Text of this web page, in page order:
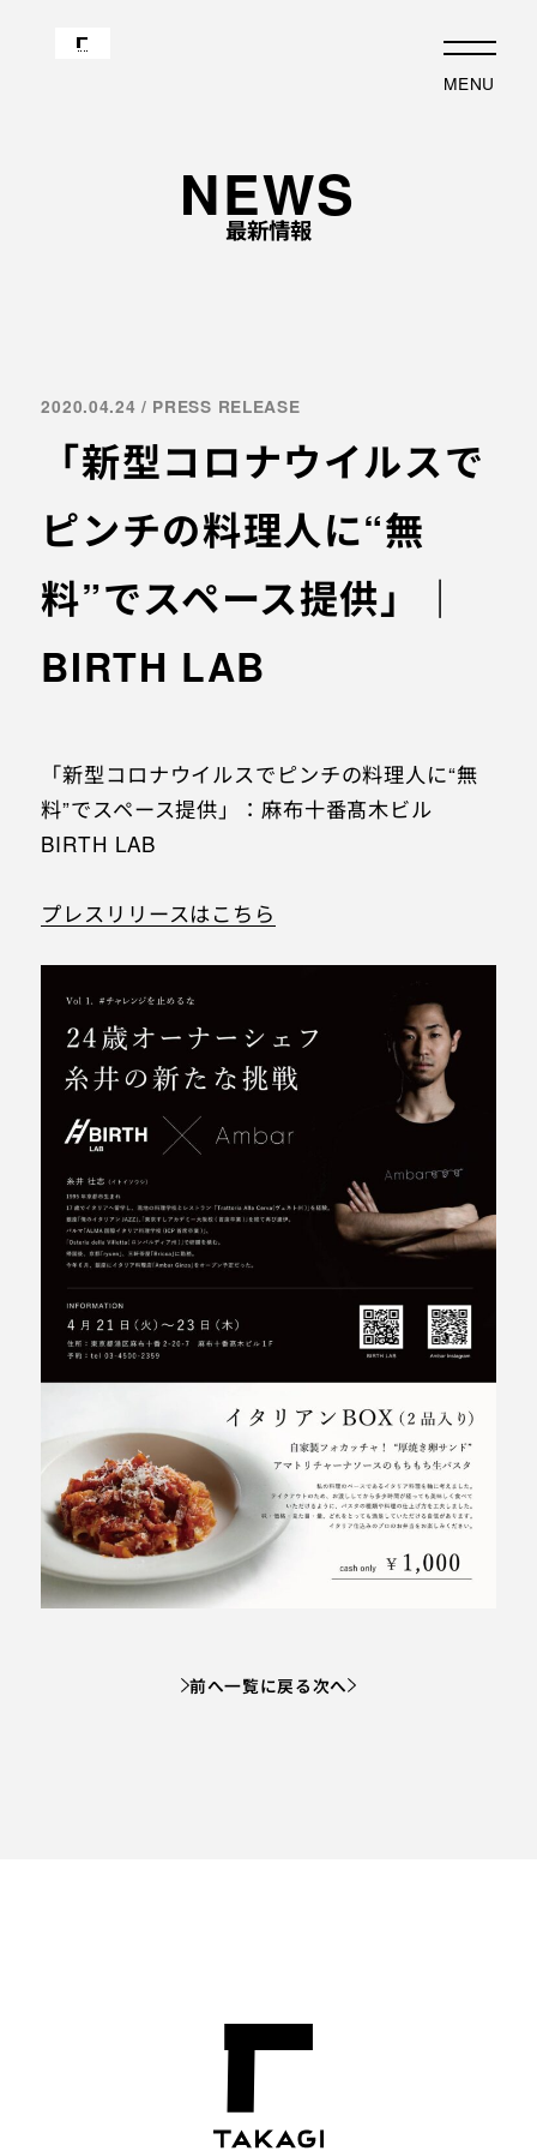
MENU
企業理念と経営理念
企業ロゴに込めた想い
応募職種
採用の流れ
インタビュー
最新情報
EVENT
MEDIA
PRESS RELEASE
INFORMATION
物件紹介
オフィスビル
コワーキングスペース
レジデンス
その他
お問い合わせ
プライバシーポリシー
© 1961 TAKAGI GROUP
NEWS
最新情報
2020.04.24 / PRESS RELEASE
「新型コロナウイルスで
ピンチの料理人に“無
料”でスペース提供」｜
BIRTH LAB
「新型コロナウイルスでピンチの料理人に“無
料”でスペース提供」：麻布十番髙木ビル
BIRTH LAB
プレスリリースはこちら
前へ一覧に戻る次へ